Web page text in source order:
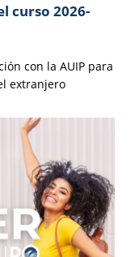
curso 2026-
con la AUIP para
extranjero